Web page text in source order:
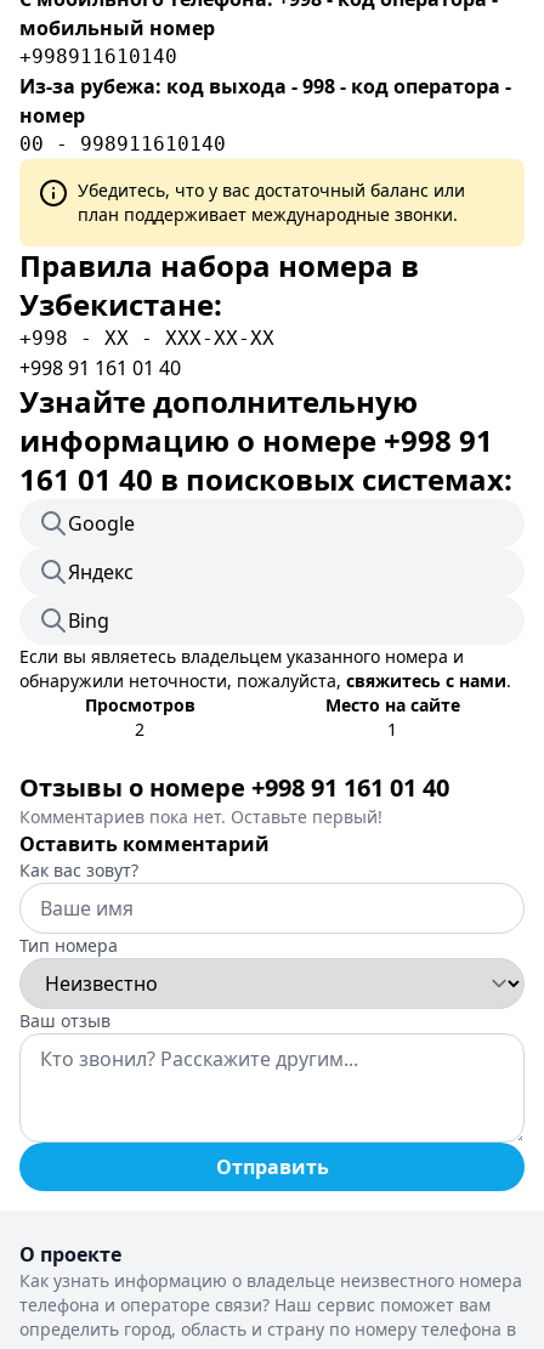
мобильный номер
+998911610140
Из-за рубежа: код выхода - 998 - код оператора -
номер
00 - 998911610140
Убедитесь, что у вас достаточный баланс или
план поддерживает международные звонки.
Правила набора номера в
Узбекистане:
+998 - XX - XXX-XX-XX
+998 91 161 01 40
Узнайте дополнительную
информацию о номере +998 91
161 01 40 в поисковых системах:
Google
Яндекс
Bing
Если вы являетесь владельцем указанного номера и
обнаружили неточности, пожалуйста, свяжитесь с нами.
Просмотров
2
Место на сайте
1
Отзывы о номере +998 91 161 01 40
Комментариев пока нет. Оставьте первый!
Оставить комментарий
Как вас зовут?
Тип номера
Ваш отзыв
Отправить
О проекте
Как узнать информацию о владельце неизвестного номера
телефона и операторе связи? Наш сервис поможет вам
определить город, область и страну по номеру телефона в